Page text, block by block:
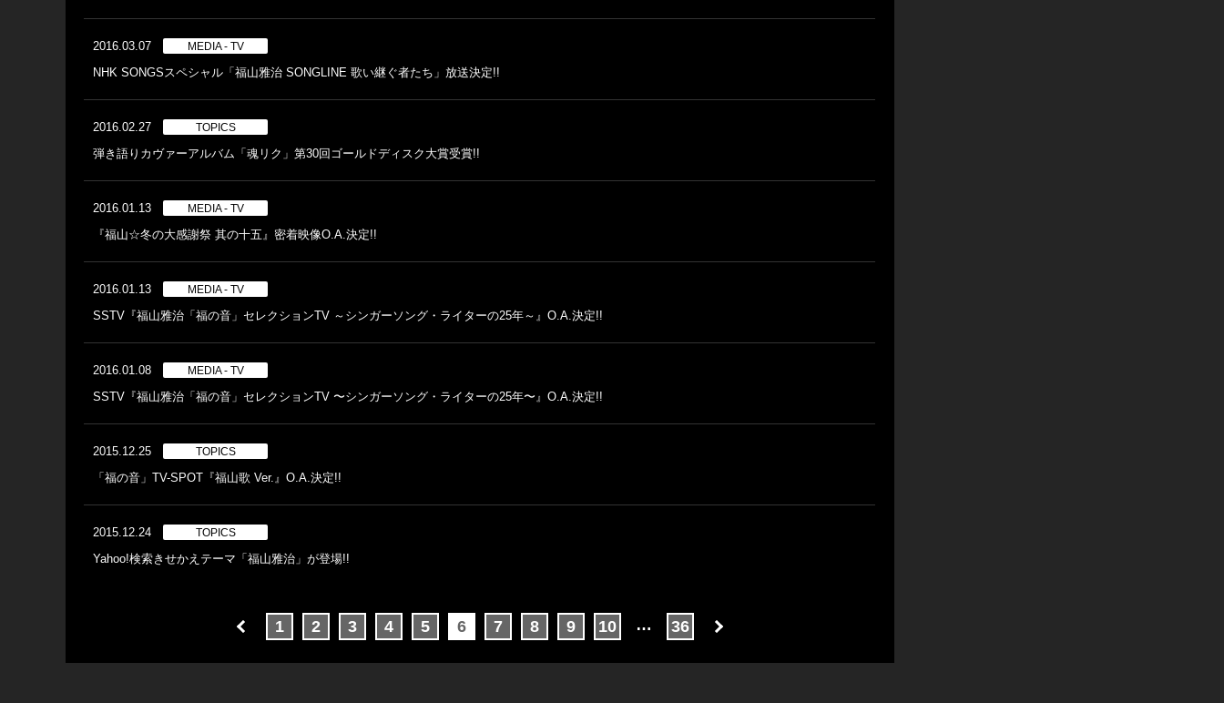
2016.03.07 MEDIA - TV
NHK SONGSスペシャル「福山雅治 SONGLINE 歌い継ぐ者たち」放送決定!!
2016.02.27 TOPICS
弾き語りカヴァーアルバム「魂リク」第30回ゴールドディスク大賞受賞!!
2016.01.13 MEDIA - TV
『福山☆冬の大感謝祭 其の十五』密着映像O.A.決定!!
2016.01.13 MEDIA - TV
SSTV『福山雅治「福の音」セレクションTV ～シンガーソング・ライターの25年～』O.A.決定!!
2016.01.08 MEDIA - TV
SSTV『福山雅治「福の音」セレクションTV 〜シンガーソング・ライターの25年〜』O.A.決定!!
2015.12.25 TOPICS
「福の音」TV-SPOT『福山歌 Ver.』O.A.決定!!
2015.12.24 TOPICS
Yahoo!検索きせかえテーマ「福山雅治」が登場!!
1 2 3 4 5 6 7 8 9 10 … 36